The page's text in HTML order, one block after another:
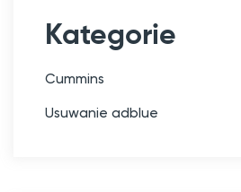
Kategorie
Cummins
Usuwanie adblue